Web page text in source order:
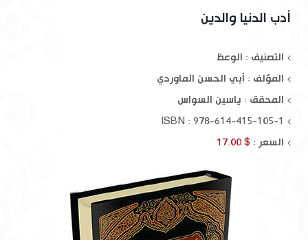
أدب الدنيا والدين
التصنيف : الوعظ
المؤلف : أبي الحسن الماوردي
المحقق : ياسين السواس
ISBN : 978-614-415-105-1
السعر : $ 17.00